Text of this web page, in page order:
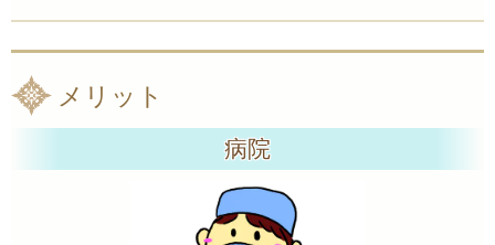
メリット
病院